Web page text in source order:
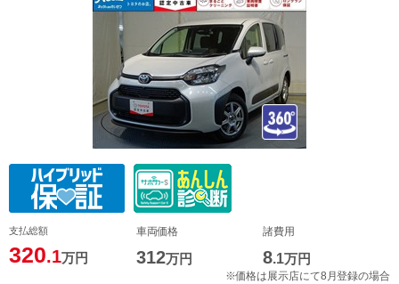
支払総額
320.1万円
車両価格
312万円
諸費用
8.1万円
※価格は展示店にて8月登録の場合